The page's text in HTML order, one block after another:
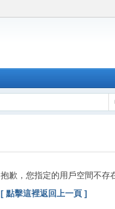
抱歉，您指定的用戶空間不存
[ 點擊這裡返回上一頁 ]